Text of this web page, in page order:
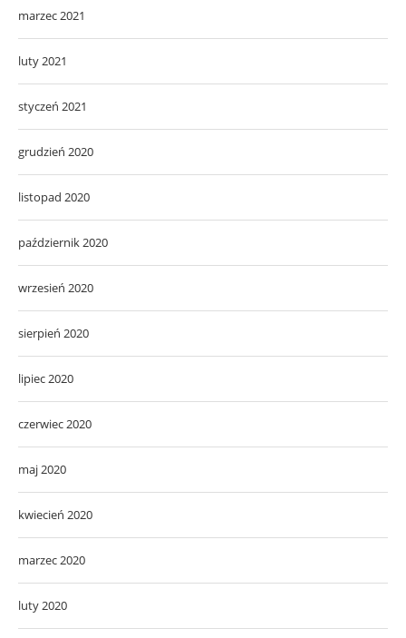
marzec 2021
luty 2021
styczeń 2021
grudzień 2020
listopad 2020
październik 2020
wrzesień 2020
sierpień 2020
lipiec 2020
czerwiec 2020
maj 2020
kwiecień 2020
marzec 2020
luty 2020